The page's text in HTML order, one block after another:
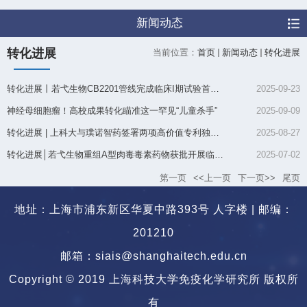
新闻动态
当前位置： 首页 新闻动态 转化进展
转化进展
转化进展丨若弋生物CB2201管线完成临床I期试验首例入组 2025-09-23
神经母细胞瘤！高校成果转化瞄准这一罕见“儿童杀手” 2025-09-09
转化进展 | 上科大与璞诺智药签署两项高价值专利独占许可协议 2025-08-27
转化进展│若弋生物重组A型肉毒毒素药物获批开展临床试验 2025-07-02
第一页 <<上一页 下一页>> 尾页
地址：上海市浦东新区华夏中路393号 人字楼 | 邮编：
201210
邮箱：siais@shanghaitech.edu.cn
Copyright © 2019 上海科技大学免疫化学研究所 版权所
有